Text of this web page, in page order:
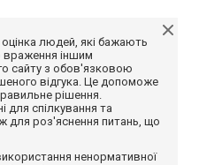
оцінка людей, які бажають
враження іншим
сайту з обов'язковою
відгука. Це допоможе
рішення.
для спілкування та
для роз'яснення питань, що
ненормативної